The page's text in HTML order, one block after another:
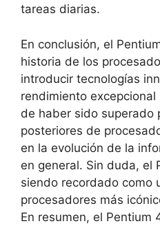
tareas diarias.
En conclusión, el
historia de los
introducir tecnologías
rendimiento
de haber sido superado
posteriores de
en la evolución de la
en general. Sin duda, el
siendo recordado como
procesadores más
En resumen, el Pentium